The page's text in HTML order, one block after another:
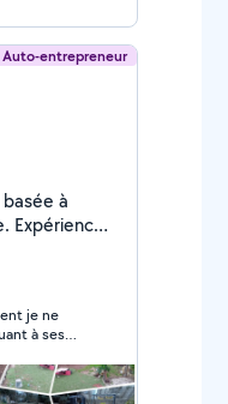
Auto-entrepreneur
à
Expérience
pour
dans
je ne
à ses